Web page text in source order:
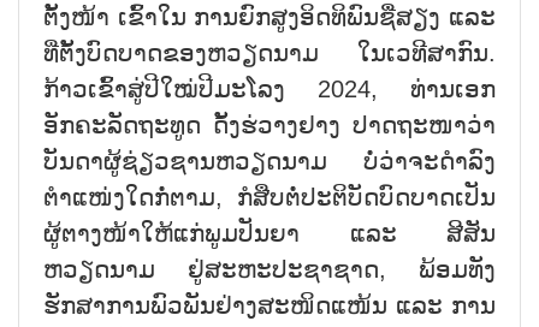
ຕັ້ງໜ້າ ເຂົ້າໃນ ການຍົກສູງອິດທິພົນຊື່ສຽງ ແລະ
ທີ່ຕັ້ງບົດບາດຂອງຫວຽດນາມ ໃນເວທີສາກົນ.
ກ້າວເຂົ້າສູ່ປີໃໝ່ປີມະໂລງ 2024, ທ່ານເອກ
ອັກຄະລັດຖະທູດ ດັ້ງຮ່ວາງຢາງ ປາດຖະໜາວ່າ
ບັນດາຜູ້ຊ່ຽວຊານຫວຽດນາມ ບໍ່ວ່າຈະດຳລົງ
ຕຳແໜ່ງໃດກໍ່ຕາມ, ກໍສືບຕໍ່ປະຕິບັດບົດບາດເປັນ
ຜູ້ຕາງໜ້າໃຫ້ແກ່ພູມປັນຍາ ແລະ ສີສັນ
ຫວຽດນາມ ຢູ່ສະຫະປະຊາຊາດ, ພ້ອມທັງ
ຮັກສາການພົວພັນຢ່າງສະໜິດແໜ້ນ ແລະ ການ